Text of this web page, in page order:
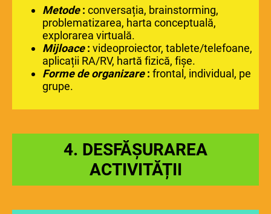
Metode: conversația, brainstorming,
problematizarea, harta conceptuală,
explorarea virtuală.
Mijloace: videoproiector, tablete/telefoane,
aplicații RA/RV, hartă fizică, fișe.
Forme de organizare: frontal, individual, pe
grupe.
4. DESFĂȘURAREA
ACTIVITĂȚII